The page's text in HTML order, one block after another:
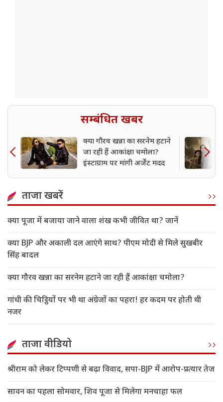
सम्बंधित खबर
क्या गौरव खन्ना का सरनेम हटाने
जा रही हैं आकांक्षा चमोला?
इंस्टाग्राम पर मांगी अर्जेंट मदद
ताजा खबरें
क्या पूजा में बजाया जाने वाला शंख कभी जीवित था? जानें
क्या BJP और अकाली दल आएंगे साथ? पीएम मोदी से मिले सुखबीर
सिंह बादल
क्या गौरव खन्ना का सरनेम हटाने जा रही हैं आकांक्षा चमोला?
गांधी की चिट्ठियों पर भी था अंग्रेजों का पहरा! हर कदम पर होती थी
नजर
ताजा वीडियो
श्रीराम को लेकर टिप्पणी से बढ़ा विवाद, सपा-BJP में आरोप-प्रत्यार तेज
सावन का पहला सोमवार, शिव पूजा से मिलेगा मनचाहा फल